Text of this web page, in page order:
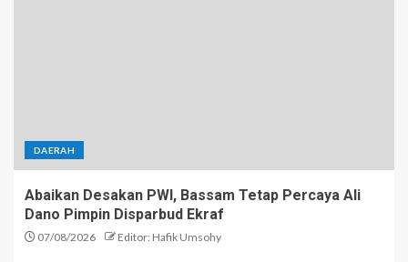
DAERAH
Abaikan Desakan PWI, Bassam Tetap Percaya Ali
Dano Pimpin Disparbud Ekraf
07/08/2026 Editor: Hafik Umsohy